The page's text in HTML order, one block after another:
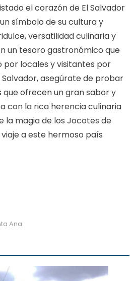
el corazón de El Salvador
símbolo de su cultura y
versatilidad culinaria y
un tesoro gastronómico que
locales y visitantes por
Salvador, asegúrate de probar
ofrecen un gran sabor y
con la rica herencia culinaria
la magia de los Jocotes de
a este hermoso país
Ana